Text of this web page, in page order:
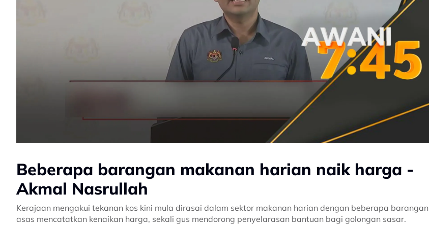
Beberapa barangan makanan harian naik harga -
Akmal Nasrullah
Kerajaan mengakui tekanan kos kini mula dirasai dalam sektor makanan harian dengan beberapa barangan
asas mencatatkan kenaikan harga, sekali gus mendorong penyelarasan bantuan bagi golongan sasar.